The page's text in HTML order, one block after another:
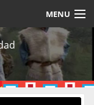
MENU